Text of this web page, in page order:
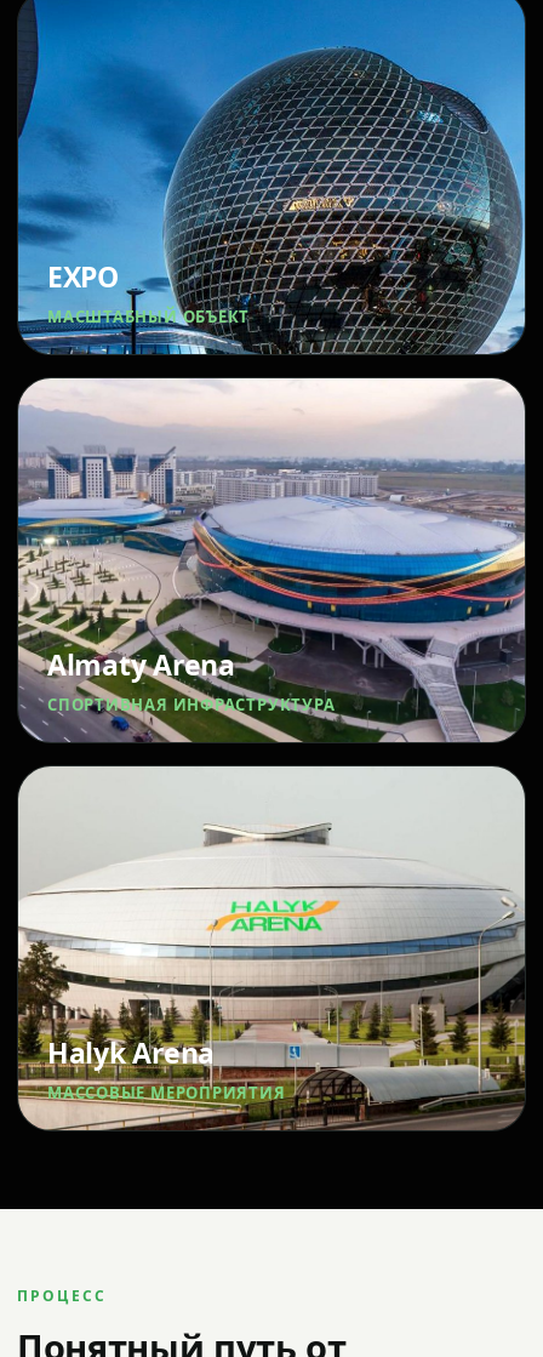
EXPO
МАСШТАБНЫЙ ОБЪЕКТ
Almaty Arena
СПОРТИВНАЯ ИНФРАСТРУКТУРА
Halyk Arena
МАССОВЫЕ МЕРОПРИЯТИЯ
ПРОЦЕСС
Понятный путь от